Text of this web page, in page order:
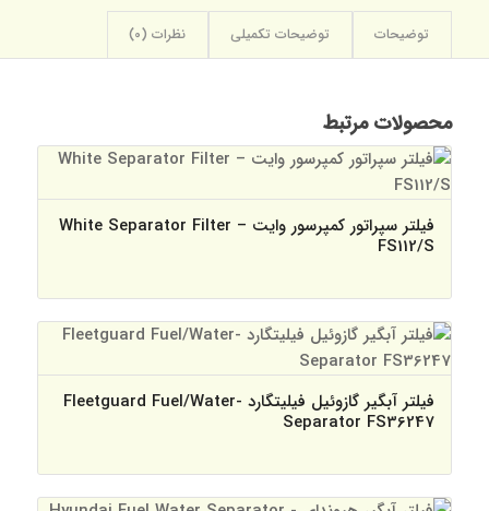
توضیحات توضیحات تکمیلی نظرات (0)
محصولات مرتبط
فیلتر سپراتور کمپرسور وایت – White Separator Filter
FS112/S
فیلتر آبگیر گازوئیل فیلیتگارد -Fleetguard Fuel/Water
Separator FS36247